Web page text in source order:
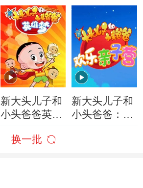
新大头儿子和
小头爸爸英雄
新大头儿子和
小头爸爸：欢
换一批